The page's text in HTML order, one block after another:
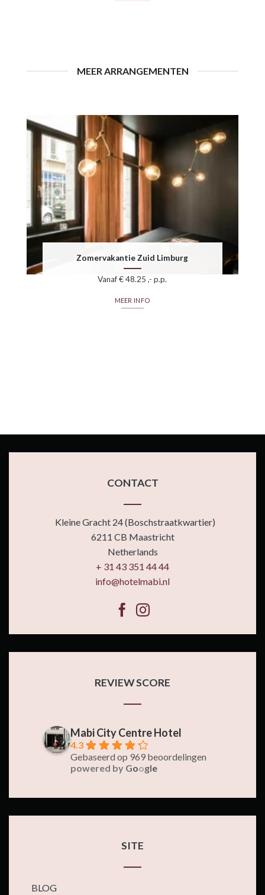
MEER ARRANGEMENTEN
Zomervakantie Zuid Limburg
Vanaf € 48.25 ,- p.p.
MEER INFO
CONTACT
Kleine Gracht 24 (Boschstraatkwartier)
6211 CB Maastricht
Netherlands
+ 31 43 351 44 44
info@hotelmabi.nl
REVIEW SCORE
Mabi City Centre Hotel
4.3
Gebaseerd op 969 beoordelingen
powered by Google
SITE
BLOG